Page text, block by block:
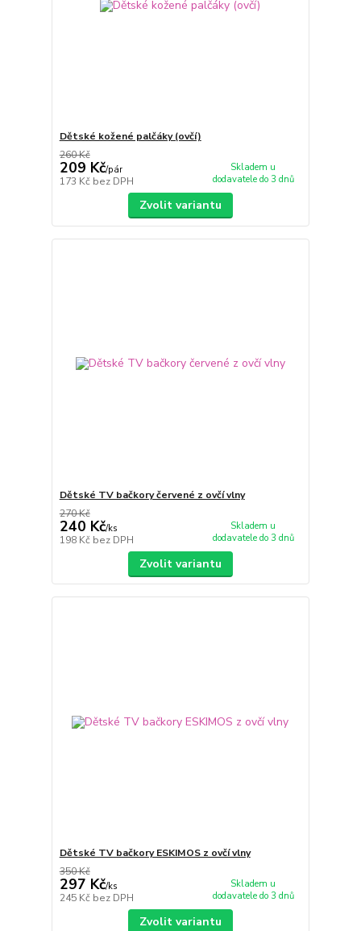
Dětské kožené palčáky (ovčí)
260 Kč
209 Kč/pár
173 Kč bez DPH
Skladem u
dodavatele do 3 dnů
Zvolit variantu
Dětské TV bačkory červené z ovčí vlny
270 Kč
240 Kč/ks
198 Kč bez DPH
Skladem u
dodavatele do 3 dnů
Zvolit variantu
Dětské TV bačkory ESKIMOS z ovčí vlny
350 Kč
297 Kč/ks
245 Kč bez DPH
Skladem u
dodavatele do 3 dnů
Zvolit variantu